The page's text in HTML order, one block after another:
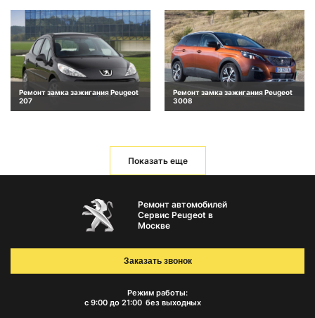
Ремонт замка зажигания Peugeot
207
Ремонт замка зажигания Peugeot
3008
Показать еще
Ремонт автомобилей
Сервис Peugeot в
Москве
Режим работы:
с 9:00 до 21:00 без выходных
Заказать звонок